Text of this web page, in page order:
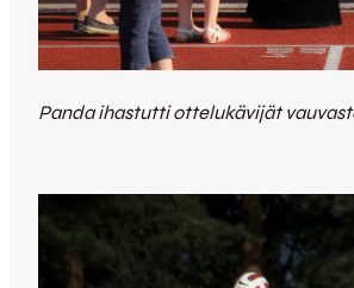
Panda ihastutti ottelukävijät